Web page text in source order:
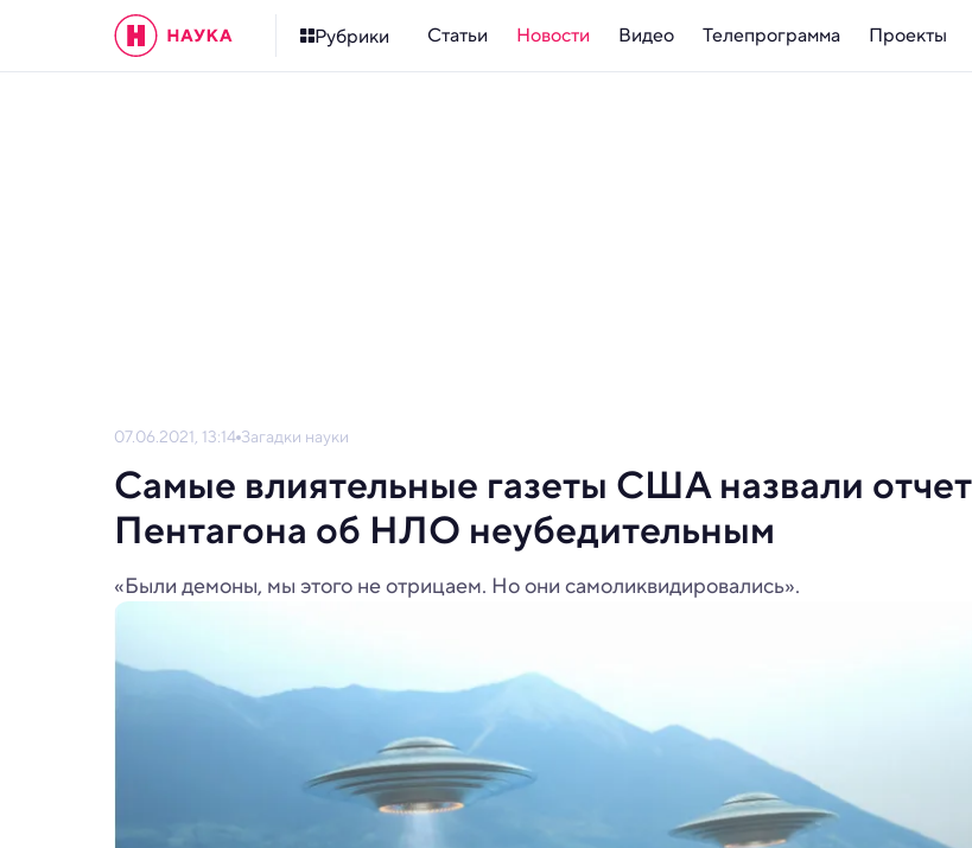
Рубрики Статьи Новости Видео Телепрограмма Проекты
07.06.2021, 13:14 Загадки науки
Самые влиятельные газеты США назвали отчет
Пентагона об НЛО неубедительным
«Были демоны, мы этого не отрицаем. Но они самоликвидировались».